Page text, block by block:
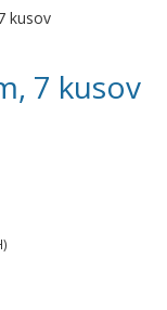
kusov
7 kusov